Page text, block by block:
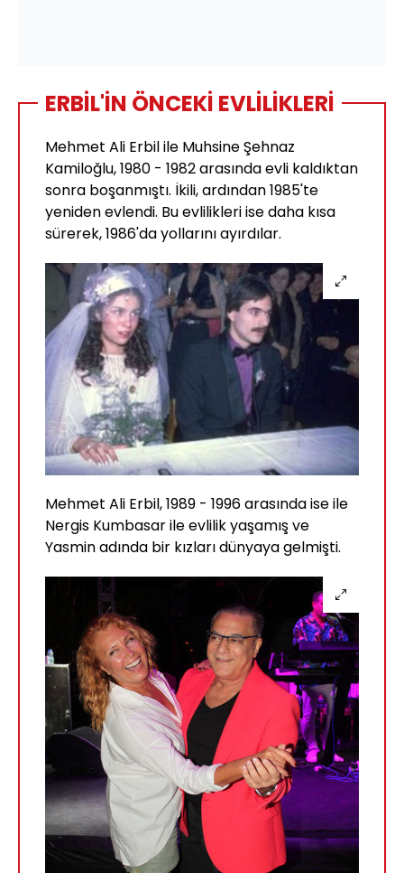
ERBİL'İN ÖNCEKİ EVLİLİKLERİ
Mehmet Ali Erbil ile Muhsine Şehnaz
Kamiloğlu, 1980 - 1982 arasında evli kaldıktan
sonra boşanmıştı. İkili, ardından 1985'te
yeniden evlendi. Bu evlilikleri ise daha kısa
sürerek, 1986'da yollarını ayırdılar.
Mehmet Ali Erbil, 1989 - 1996 arasında ise ile
Nergis Kumbasar ile evlilik yaşamış ve
Yasmin adında bir kızları dünyaya gelmişti.